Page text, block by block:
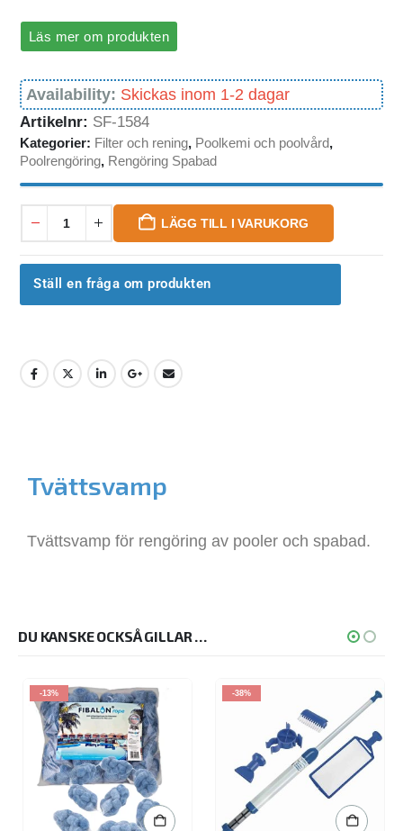
Läs mer om produkten
Availability: Skickas inom 1-2 dagar
Artikelnr: SF-1584
Kategorier: Filter och rening, Poolkemi och poolvård,
Poolrengöring, Rengöring Spabad
LÄGG TILL I VARUKORG
Ställ en fråga om produkten
Tvättsvamp
Tvättsvamp för rengöring av pooler och spabad.
DU KANSKE OCKSÅ GILLAR …
-13% -38%